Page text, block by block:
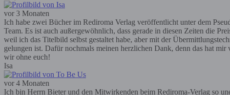
vor 3 Monaten
Ich habe zwei Bücher im Rediroma Verlag veröffentlicht unter dem
Team. Es ist auch außergewöhnlich, dass gerade in diesen Zeiten die
weil ich das Titelbild selbst gestaltet habe, aber mit der
gelungen ist. Dafür nochmals meinen herzlichen Dank, denn das hat
wir ohne euch!
Isa
vor 4 Monaten
Ich bin Herrn Bieter und den Mitwirkenden beim Rediroma-Verlag so